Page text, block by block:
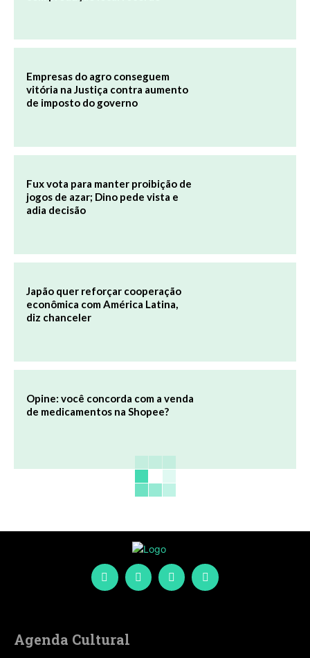
Empresas do agro conseguem
vitória na Justiça contra aumento
de imposto do governo
Fux vota para manter proibição de
jogos de azar; Dino pede vista e
adia decisão
Japão quer reforçar cooperação
econômica com América Latina,
diz chanceler
Opine: você concorda com a venda
de medicamentos na Shopee?
Agenda Cultural